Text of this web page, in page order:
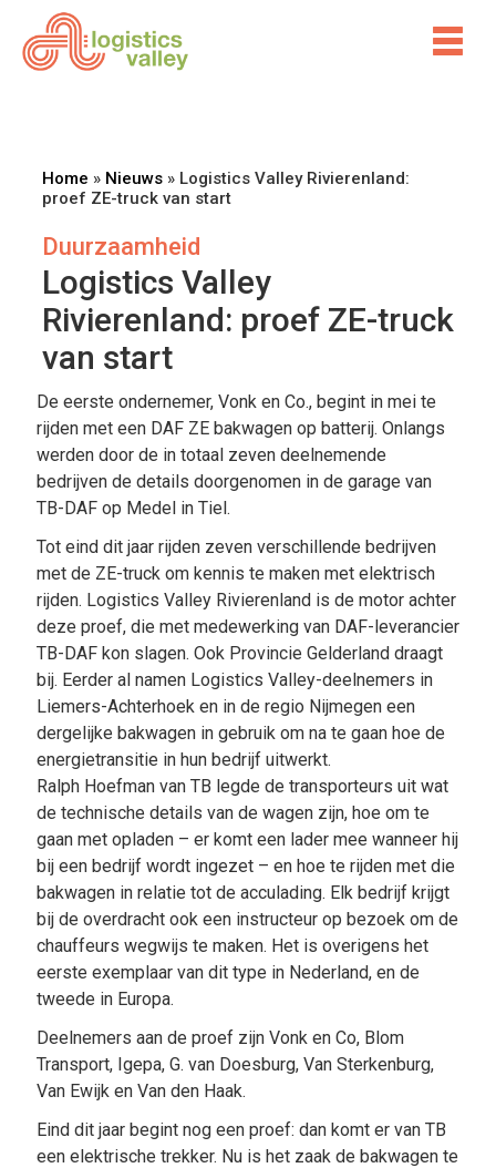
Home » Nieuws» Logistics Valley Rivierenland:
proef ZE-truck van start
Duurzaamheid
Logistics Valley
Rivierenland: proef ZE-truck
van start
De eerste ondernemer, Vonk en Co., begint in mei te
rijden met een DAF ZE bakwagen op batterij. Onlangs
werden door de in totaal zeven deelnemende
bedrijven de details doorgenomen in de garage van
TB-DAF op Medel in Tiel.
Tot eind dit jaar rijden zeven verschillende bedrijven
met de ZE-truck om kennis te maken met elektrisch
rijden. Logistics Valley Rivierenland is de motor achter
deze proef, die met medewerking van DAF-leverancier
TB-DAF kon slagen. Ook Provincie Gelderland draagt
bij. Eerder al namen Logistics Valley-deelnemers in
Liemers-Achterhoek en in de regio Nijmegen een
dergelijke bakwagen in gebruik om na te gaan hoe de
energietransitie in hun bedrijf uitwerkt.
Ralph Hoefman van TB legde de transporteurs uit wat
de technische details van de wagen zijn, hoe om te
gaan met opladen – er komt een lader mee wanneer hij
bij een bedrijf wordt ingezet – en hoe te rijden met die
bakwagen in relatie tot de acculading. Elk bedrijf krijgt
bij de overdracht ook een instructeur op bezoek om de
chauffeurs wegwijs te maken. Het is overigens het
eerste exemplaar van dit type in Nederland, en de
tweede in Europa.
Deelnemers aan de proef zijn Vonk en Co, Blom
Transport, Igepa, G. van Doesburg, Van Sterkenburg,
Van Ewijk en Van den Haak.
Eind dit jaar begint nog een proef: dan komt er van TB
een elektrische trekker. Nu is het zaak de bakwagen te